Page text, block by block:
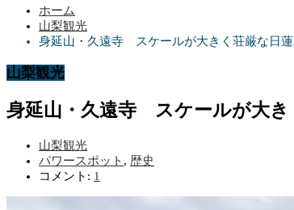
ホーム
山梨観光
身延山・久遠寺 スケールが大きく荘厳な日
山梨観光
身延山・久遠寺 スケールが大き
山梨観光
パワースポット , 歴史
コメント: 1